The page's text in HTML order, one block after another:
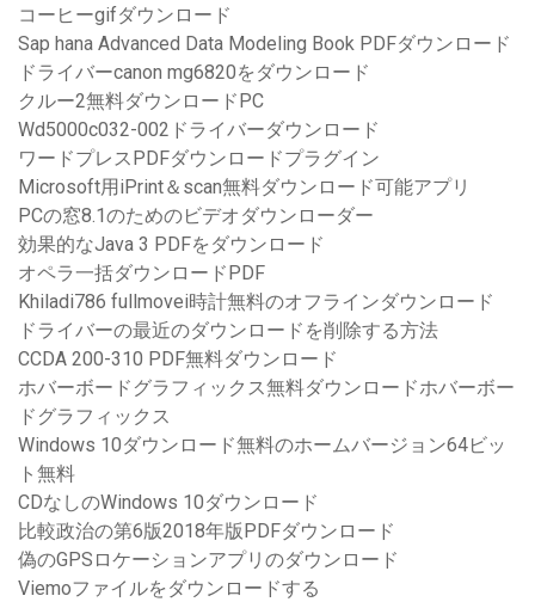
コーヒーgifダウンロード
Sap hana Advanced Data Modeling Book PDFダウンロード
ドライバーcanon mg6820をダウンロード
クルー2無料ダウンロードPC
Wd5000c032-002ドライバーダウンロード
ワードプレスPDFダウンロードプラグイン
Microsoft用iPrint＆scan無料ダウンロード可能アプリ
PCの窓8.1のためのビデオダウンローダー
効果的なJava 3 PDFをダウンロード
オペラ一括ダウンロードPDF
Khiladi786 fullmovei時計無料のオフラインダウンロード
ドライバーの最近のダウンロードを削除する方法
CCDA 200-310 PDF無料ダウンロード
ホバーボードグラフィックス無料ダウンロードホバーボー
ドグラフィックス
Windows 10ダウンロード無料のホームバージョン64ビッ
ト無料
CDなしのWindows 10ダウンロード
比較政治の第6版2018年版PDFダウンロード
偽のGPSロケーションアプリのダウンロード
Viemoファイルをダウンロードする